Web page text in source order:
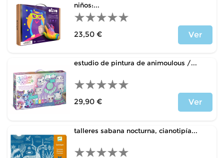
niños:...
23,50 €
Ver
estudio de pintura de animoulous /...
29,90 €
Ver
talleres sabana nocturna, cianotipía...